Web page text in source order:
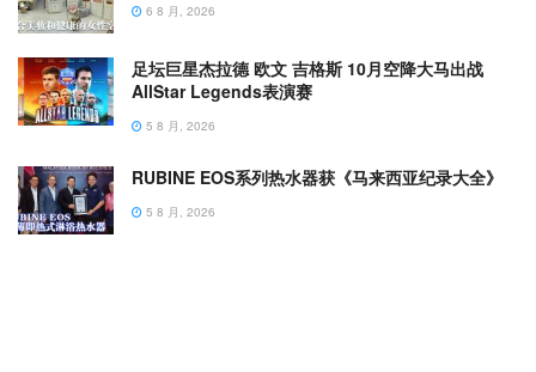
6 8 月, 2026
足坛巨星杰拉德 欧文 吉格斯 10月空降大马出战
AllStar Legends表演赛
5 8 月, 2026
RUBINE EOS系列热水器获《马来西亚纪录大全》
5 8 月, 2026